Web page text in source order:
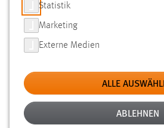
EXKURSION: BESUCH
MÜNCHEN
08.12.2010
Studierende des
Statistik
Marketing
Externe Medien
ALLE
ABLEHNEN